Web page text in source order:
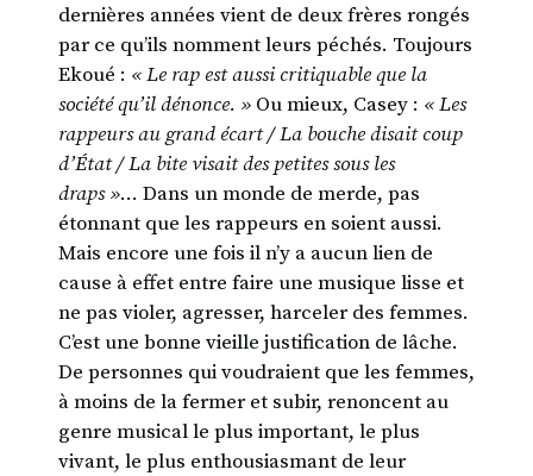
dernières années vient de deux frères rongés
par ce qu’ils nomment leurs péchés. Toujours
Ekoué : « Le rap est aussi critiquable que la
société qu’il dénonce. » Ou mieux, Casey : « Les
rappeurs au grand écart / La bouche disait coup
d’État / La bite visait des petites sous les
draps »… Dans un monde de merde, pas
étonnant que les rappeurs en soient aussi.
Mais encore une fois il n’y a aucun lien de
cause à effet entre faire une musique lisse et
ne pas violer, agresser, harceler des femmes.
C’est une bonne vieille justification de lâche.
De personnes qui voudraient que les femmes,
à moins de la fermer et subir, renoncent au
genre musical le plus important, le plus
vivant, le plus enthousiasmant de leur